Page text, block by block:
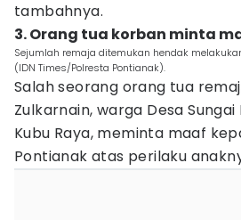
tambahnya.
3. Orang tua korban minta
Sejumlah remaja ditemukan hendak
(IDN Times/Polresta Pontianak).
Salah seorang orang tua
Zulkarnain, warga Desa
Kubu Raya, meminta maaf
Pontianak atas perilaku